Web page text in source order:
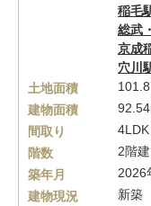
稲毛
総武
京成
穴川
土地面積
建物面積
間取り
4LDK
階数
2階
築年月
2026
建物現況
新築